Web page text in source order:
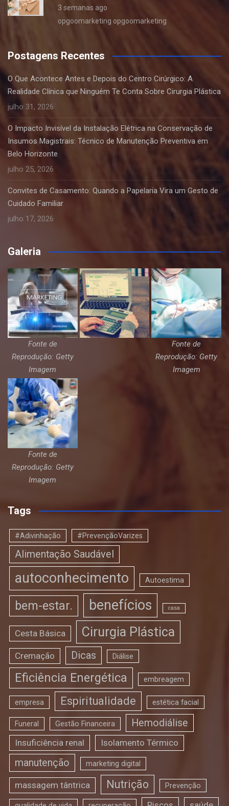
3 semanas ago
opgoomarketing opgoomarketing
Postagens Recentes
O Que Acontece Antes e Depois do Centro Cirúrgico: A
Realidade Clínica que Ninguém Te Conta Sobre Cirurgia Plástica
julho 31, 2026
O Impacto Invisível da Instalação Elétrica na Conservação de
Insumos Magistrais: Técnico de Manutenção Preventiva em
Belo Horizonte
julho 25, 2026
Convites de Casamento: Quando a Papelaria Vira um Gesto de
Cuidado Familiar
julho 17, 2026
Galeria
Fonte de
Reprodução: Getty
Imagem
Fonte de
Reprodução: Getty
Imagem
Fonte de
Reprodução: Getty
Imagem
Tags
#Adivinhação #PrevençãoVarizes
Alimentação Saudável
autoconhecimento Autoestima
bem-estar. benefícios casa
Cesta Básica Cirurgia Plástica
Cremação Dicas Diálise
Eficiência Energética embreagem
empresa Espiritualidade estética facial
Funeral Gestão Financeira Hemodiálise
Insuficiência renal Isolamento Térmico
manutenção marketing digital
massagem tântrica Nutrição Prevenção